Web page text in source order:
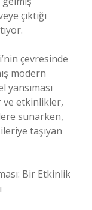
çıktığı
çevresinde
modern
etkinlikler,
sunarken,
taşıyan
Bir Etkinlik